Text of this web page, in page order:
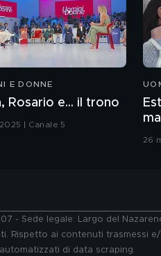
E DONNE
Rosario e... il trono
| Canale 5
26
- Sede legale: Largo del
Rispetto ai contenuti
di data scraping.